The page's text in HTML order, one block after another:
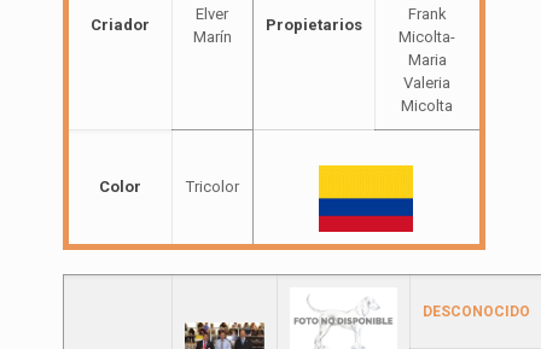
Criador
Elver
Marín
Propietarios
Frank
Micolta-
Maria
Valeria
Micolta
Color Tricolor
DESCONOCIDO